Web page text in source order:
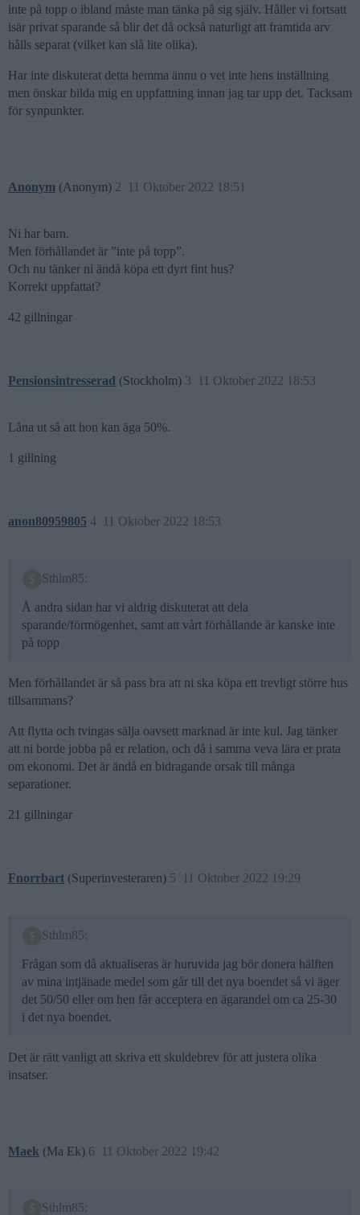
inte på topp o ibland måste man tänka på sig själv. Håller vi fortsatt
isär privat sparande så blir det då också naturligt att framtida arv
hålls separat (vilket kan slå lite olika).
Har inte diskuterat detta hemma ännu o vet inte hens inställning
men önskar bilda mig en uppfattning innan jag tar upp det. Tacksam
för synpunkter.
Anonym (Anonym) 11 Oktober 2022 18:51
2
Ni har barn.
Men förhållandet är ”inte på topp”.
Och nu tänker ni ändå köpa ett dyrt fint hus?
Korrekt uppfattat?
42 gillningar
Pensionsintresserad (Stockholm) 11 Oktober 2022 18:53
3
Låna ut så att hon kan äga 50%.
1 gillning
anon80959805 11 Oktober 2022 18:53
4
Sthlm85:
Å andra sidan har vi aldrig diskuterat att dela
sparande/förmögenhet, samt att vårt förhållande är kanske inte
på topp
Men förhållandet är så pass bra att ni ska köpa ett trevligt större hus
tillsammans?
Att flytta och tvingas sälja oavsett marknad är inte kul. Jag tänker
att ni borde jobba på er relation, och då i samma veva lära er prata
om ekonomi. Det är ändå en bidragande orsak till många
separationer.
21 gillningar
Fnorrbart (Superinvesteraren) 11 Oktober 2022 19:29
5
Sthlm85:
Frågan som då aktualiseras är huruvida jag bör donera hälften
av mina intjänade medel som går till det nya boendet så vi äger
det 50/50 eller om hen får acceptera en ägarandel om ca 25-30
i det nya boendet.
Det är rätt vanligt att skriva ett skuldebrev för att justera olika
insatser.
Maek (Ma Ek) 11 Oktober 2022 19:42
6
Sthlm85: